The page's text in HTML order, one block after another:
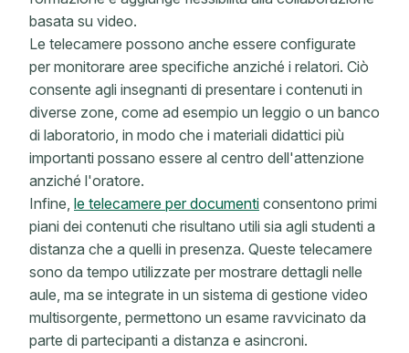
basata su video.
Le telecamere possono anche essere configurate
per monitorare aree specifiche anziché i relatori. Ciò
consente agli insegnanti di presentare i contenuti in
diverse zone, come ad esempio un leggio o un banco
di laboratorio, in modo che i materiali didattici più
importanti possano essere al centro dell'attenzione
anziché l'oratore.
Infine, le telecamere per documenti consentono primi
piani dei contenuti che risultano utili sia agli studenti a
distanza che a quelli in presenza. Queste telecamere
sono da tempo utilizzate per mostrare dettagli nelle
aule, ma se integrate in un sistema di gestione video
multisorgente, permettono un esame ravvicinato da
parte di partecipanti a distanza e asincroni.